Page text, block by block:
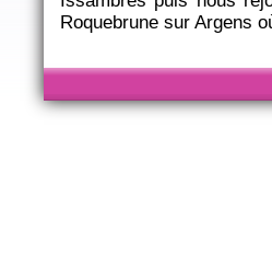
Roquebrune sur Argens